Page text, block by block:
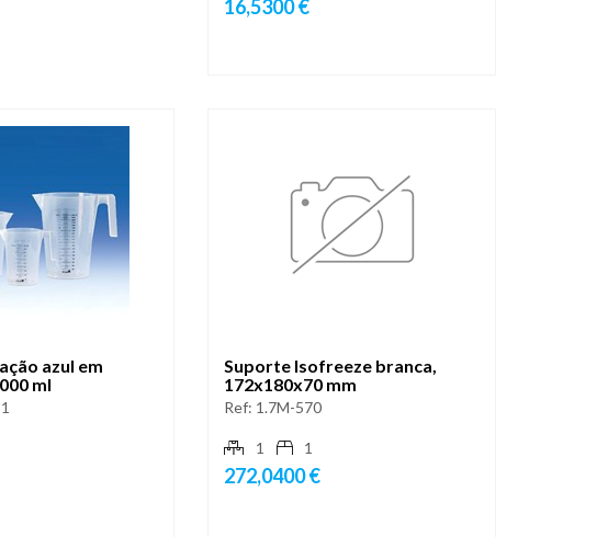
16,5300 €
azul em
ml
Suporte Isofreeze branca,
172x180x70 mm
Ref: 1.7M-570
1 1
272,0400 €